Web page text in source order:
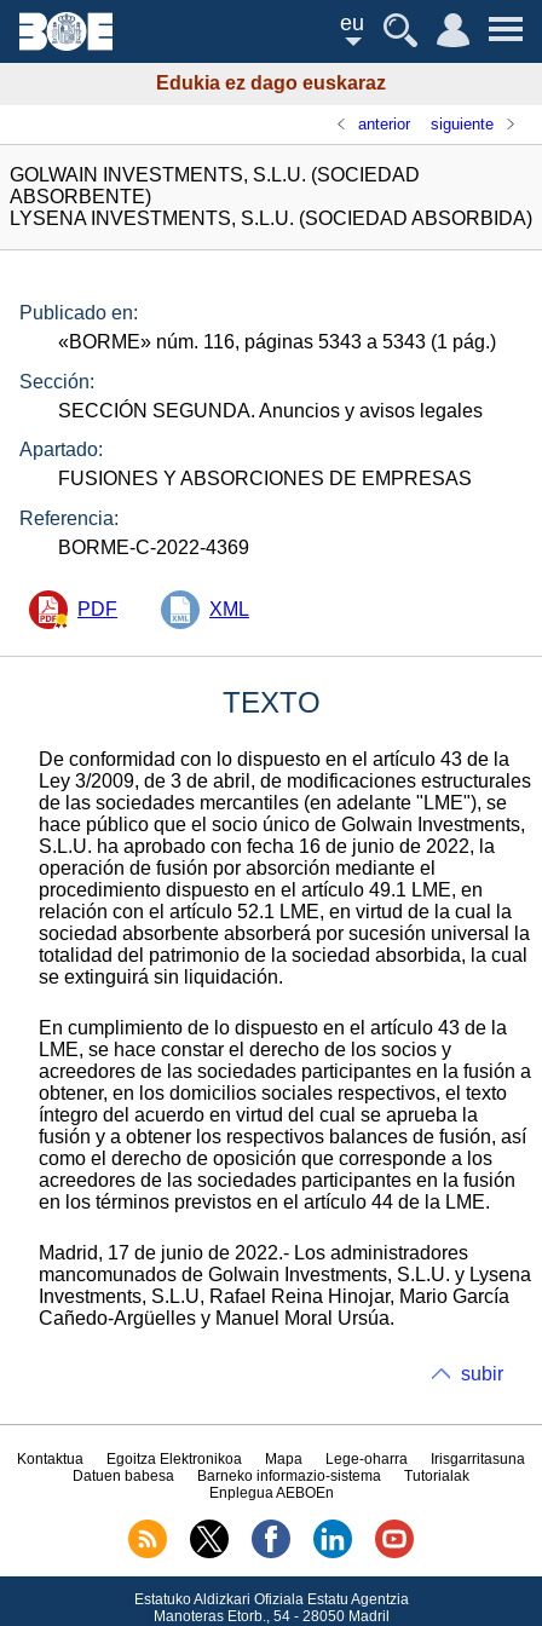
eu
Edukia ez dago euskaraz
anterior siguiente
GOLWAIN INVESTMENTS, S.L.U. (SOCIEDAD
ABSORBENTE)
LYSENA INVESTMENTS, S.L.U. (SOCIEDAD ABSORBIDA)
Publicado en:
«BORME» núm. 116, páginas 5343 a 5343 (1 pág.)
Sección:
SECCIÓN SEGUNDA. Anuncios y avisos legales
Apartado:
FUSIONES Y ABSORCIONES DE EMPRESAS
Referencia:
BORME-C-2022-4369
PDF XML
TEXTO
De conformidad con lo dispuesto en el artículo 43 de la
Ley 3/2009, de 3 de abril, de modificaciones estructurales
de las sociedades mercantiles (en adelante "LME"), se
hace público que el socio único de Golwain Investments,
S.L.U. ha aprobado con fecha 16 de junio de 2022, la
operación de fusión por absorción mediante el
procedimiento dispuesto en el artículo 49.1 LME, en
relación con el artículo 52.1 LME, en virtud de la cual la
sociedad absorbente absorberá por sucesión universal la
totalidad del patrimonio de la sociedad absorbida, la cual
se extinguirá sin liquidación.
En cumplimiento de lo dispuesto en el artículo 43 de la
LME, se hace constar el derecho de los socios y
acreedores de las sociedades participantes en la fusión a
obtener, en los domicilios sociales respectivos, el texto
íntegro del acuerdo en virtud del cual se aprueba la
fusión y a obtener los respectivos balances de fusión, así
como el derecho de oposición que corresponde a los
acreedores de las sociedades participantes en la fusión
en los términos previstos en el artículo 44 de la LME.
Madrid, 17 de junio de 2022.- Los administradores
mancomunados de Golwain Investments, S.L.U. y Lysena
Investments, S.L.U, Rafael Reina Hinojar, Mario García
Cañedo-Argüelles y Manuel Moral Ursúa.
subir
Kontaktua Egoitza Elektronikoa Mapa Lege-oharra
Irisgarritasuna
Datuen babesa
Barneko informazio-sistema
Tutorialak
Enplegua AEBOEn
Estatuko Aldizkari Ofiziala Estatu Agentzia
Manoteras Etorb., 54 - 28050 Madril